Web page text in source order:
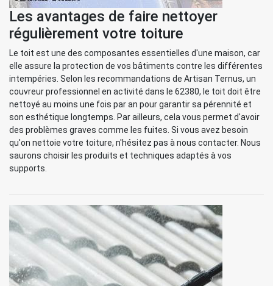
Les avantages de faire nettoyer
régulièrement votre toiture
Le toit est une des composantes essentielles d'une maison, car
elle assure la protection de vos bâtiments contre les différentes
intempéries. Selon les recommandations de Artisan Ternus, un
couvreur professionnel en activité dans le 62380, le toit doit être
nettoyé au moins une fois par an pour garantir sa pérennité et
son esthétique longtemps. Par ailleurs, cela vous permet d'avoir
des problèmes graves comme les fuites. Si vous avez besoin
qu'on nettoie votre toiture, n'hésitez pas à nous contacter. Nous
saurons choisir les produits et techniques adaptés à vos
supports.